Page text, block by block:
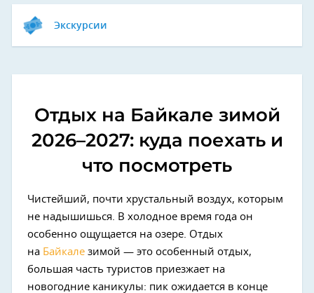
Экскурсии
Отдых на Байкале зимой
2026–2027: куда поехать и
что посмотреть
Чистейший, почти хрустальный воздух, которым
не надышишься. В холодное время года он
особенно ощущается на озере. Отдых
на Байкале зимой — это особенный отдых,
большая часть туристов приезжает на
новогодние каникулы: пик ожидается в конце